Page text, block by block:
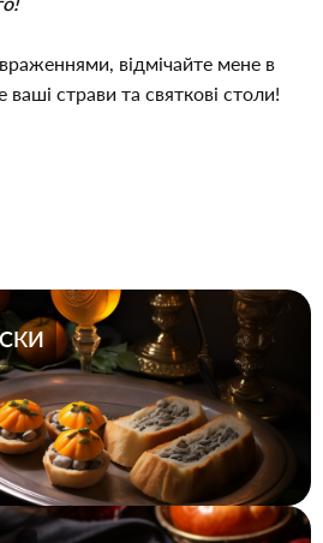
відмічайте мене в
страви та святкові столи!